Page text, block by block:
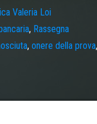
Valeria Loi
, Rassegna
, onere della prova,